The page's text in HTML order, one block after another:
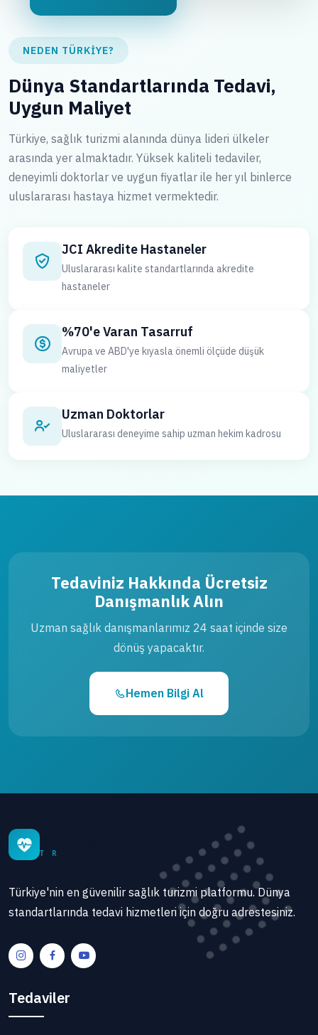
NEDEN TÜRKIYE?
Dünya Standartlarında Tedavi,
Uygun Maliyet
Türkiye, sağlık turizmi alanında dünya lideri ülkeler
arasında yer almaktadır. Yüksek kaliteli tedaviler,
deneyimli doktorlar ve uygun fiyatlar ile her yıl binlerce
uluslararası hastaya hizmet vermektedir.
JCI Akredite Hastaneler
Uluslararası kalite standartlarında akredite
hastaneler
%70'e Varan Tasarruf
Avrupa ve ABD'ye kıyasla önemli ölçüde düşük
maliyetler
Uzman Doktorlar
Uluslararası deneyime sahip uzman hekim kadrosu
Tedaviniz Hakkında Ücretsiz
Danışmanlık Alın
Uzman sağlık danışmanlarımız 24 saat içinde size
dönüş yapacaktır.
Hemen Bilgi Al
T R
Türkiye'nin en güvenilir sağlık turizmi platformu. Dünya
standartlarında tedavi hizmetleri için doğru adrestesiniz.
Tedaviler